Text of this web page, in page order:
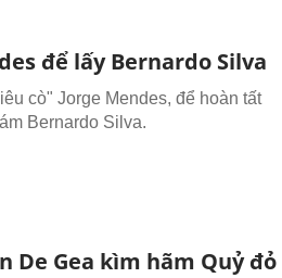
để lấy Bernardo Silva
cò" Jorge Mendes, để hoàn tất
Bernardo Silva.
De Gea kìm hãm Quỷ đỏ